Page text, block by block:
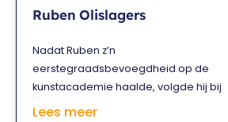
Ruben Olislagers
Nadat Ruben z’n
eerstegraadsbevoegdheid op de
kunstacademie haalde, volgde hij bij
Philips een opleiding tot interaction
Lees meer